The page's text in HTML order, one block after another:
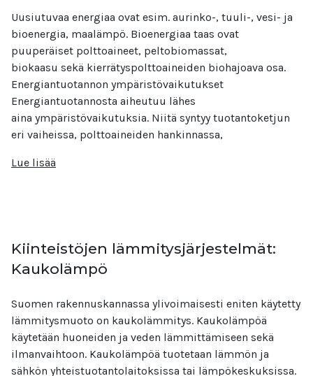
Uusiutuvaa energiaa ovat esim. aurinko-, tuuli-, vesi- ja
bioenergia, maalämpö. Bioenergiaa taas ovat
puuperäiset polttoaineet, peltobiomassat,
biokaasu sekä kierrätyspolttoaineiden biohajoava osa.
Energiantuotannon ympäristövaikutukset
Energiantuotannosta aiheutuu lähes
aina ympäristövaikutuksia. Niitä syntyy tuotantoketjun
eri vaiheissa, polttoaineiden hankinnassa,
Lue lisää
Kiinteistöjen lämmitysjärjestelmät:
Kaukolämpö
Suomen rakennuskannassa ylivoimaisesti eniten käytetty
lämmitysmuoto on kaukolämmitys. Kaukolämpöä
käytetään huoneiden ja veden lämmittämiseen sekä
ilmanvaihtoon. Kaukolämpöä tuotetaan lämmön ja
sähkön yhteistuotantolaitoksissa tai lämpökeskuksissa.